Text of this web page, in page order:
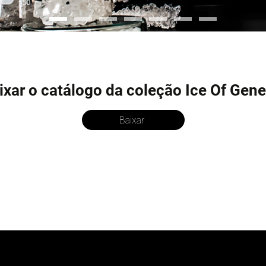
o catálogo da coleção Ice Of
Baixar